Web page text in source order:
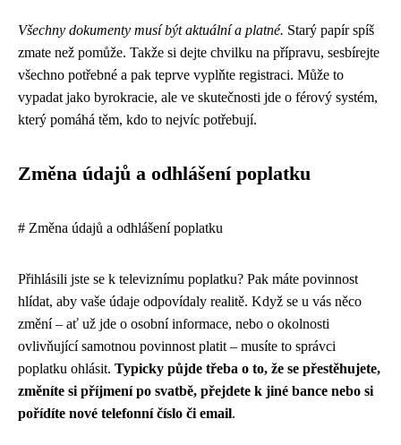
Všechny dokumenty musí být aktuální a platné. Starý papír spíš
zmate než pomůže. Takže si dejte chvilku na přípravu, sesbírejte
všechno potřebné a pak teprve vyplňte registraci. Může to
vypadat jako byrokracie, ale ve skutečnosti jde o férový systém,
který pomáhá těm, kdo to nejvíc potřebují.
Změna údajů a odhlášení poplatku
# Změna údajů a odhlášení poplatku
Přihlásili jste se k televiznímu poplatku? Pak máte povinnost
hlídat, aby vaše údaje odpovídaly realitě. Když se u vás něco
změní – ať už jde o osobní informace, nebo o okolnosti
ovlivňující samotnou povinnost platit – musíte to správci
poplatku ohlásit. Typicky půjde třeba o to, že se přestěhujete,
změníte si příjmení po svatbě, přejdete k jiné bance nebo si
pořídíte nové telefonní číslo či email.